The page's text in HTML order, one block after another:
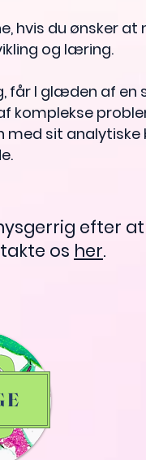
hvis du ønsker at
og læring.
får I glæden af en
komplekse
sit analytiske
efter
os her.